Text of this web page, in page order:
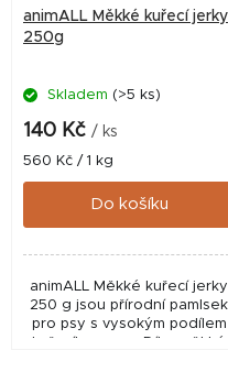
animALL Měkké kuřecí jerky
250g
Skladem (>5 ks)
140 Kč / ks
Měrná
cena:
560 Kč / 1 kg
Do košíku
animALL Měkké kuřecí jerky
250 g jsou přírodní pamlsek
pro psy s vysokým podílem